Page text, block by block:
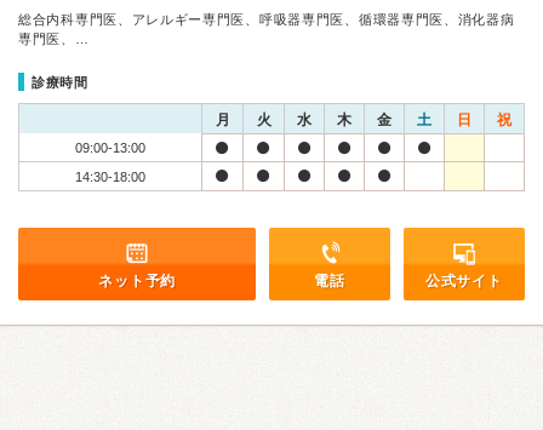
総合内科専門医、アレルギー専門医、呼吸器専門医、循環器専門医、消化器病
専門医、…
診療時間
月 火 水 木 金 土 日 祝
09:00-13:00
14:30-18:00
ネット予約 電話 公式サイト